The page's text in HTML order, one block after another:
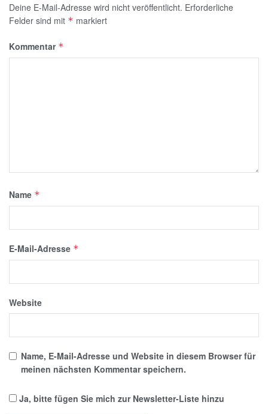
Deine E-Mail-Adresse wird nicht veröffentlicht. Erforderliche
Felder sind mit * markiert
Kommentar *
Name *
E-Mail-Adresse *
Website
Name, E-Mail-Adresse und Website in diesem Browser für
meinen nächsten Kommentar speichern.
Ja, bitte fügen Sie mich zur Newsletter-Liste hinzu